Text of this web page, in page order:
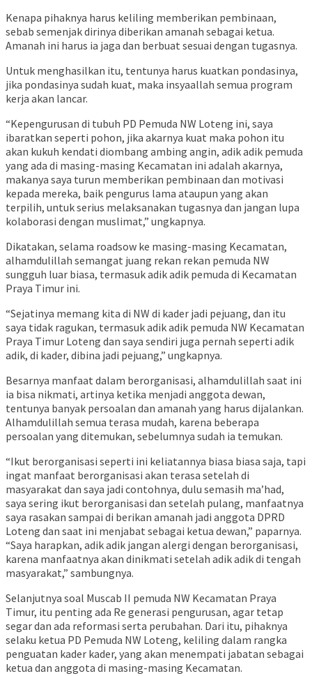
Kenapa pihaknya harus keliling memberikan pembinaan,
sebab semenjak dirinya diberikan amanah sebagai ketua.
Amanah ini harus ia jaga dan berbuat sesuai dengan tugasnya.
Untuk menghasilkan itu, tentunya harus kuatkan pondasinya,
jika pondasinya sudah kuat, maka insyaallah semua program
kerja akan lancar.
“Kepengurusan di tubuh PD Pemuda NW Loteng ini, saya
ibaratkan seperti pohon, jika akarnya kuat maka pohon itu
akan kukuh kendati diombang ambing angin, adik adik pemuda
yang ada di masing-masing Kecamatan ini adalah akarnya,
makanya saya turun memberikan pembinaan dan motivasi
kepada mereka, baik pengurus lama ataupun yang akan
terpilih, untuk serius melaksanakan tugasnya dan jangan lupa
kolaborasi dengan muslimat,” ungkapnya.
Dikatakan, selama roadsow ke masing-masing Kecamatan,
alhamdulillah semangat juang rekan rekan pemuda NW
sungguh luar biasa, termasuk adik adik pemuda di Kecamatan
Praya Timur ini.
“Sejatinya memang kita di NW di kader jadi pejuang, dan itu
saya tidak ragukan, termasuk adik adik pemuda NW Kecamatan
Praya Timur Loteng dan saya sendiri juga pernah seperti adik
adik, di kader, dibina jadi pejuang,” ungkapnya.
Besarnya manfaat dalam berorganisasi, alhamdulillah saat ini
ia bisa nikmati, artinya ketika menjadi anggota dewan,
tentunya banyak persoalan dan amanah yang harus dijalankan.
Alhamdulillah semua terasa mudah, karena beberapa
persoalan yang ditemukan, sebelumnya sudah ia temukan.
“Ikut berorganisasi seperti ini keliatannya biasa biasa saja, tapi
ingat manfaat berorganisasi akan terasa setelah di
masyarakat dan saya jadi contohnya, dulu semasih ma’had,
saya sering ikut berorganisasi dan setelah pulang, manfaatnya
saya rasakan sampai di berikan amanah jadi anggota DPRD
Loteng dan saat ini menjabat sebagai ketua dewan,” paparnya.
“Saya harapkan, adik adik jangan alergi dengan berorganisasi,
karena manfaatnya akan dinikmati setelah adik adik di tengah
masyarakat,” sambungnya.
Selanjutnya soal Muscab II pemuda NW Kecamatan Praya
Timur, itu penting ada Re generasi pengurusan, agar tetap
segar dan ada reformasi serta perubahan. Dari itu, pihaknya
selaku ketua PD Pemuda NW Loteng, keliling dalam rangka
penguatan kader kader, yang akan menempati jabatan sebagai
ketua dan anggota di masing-masing Kecamatan.